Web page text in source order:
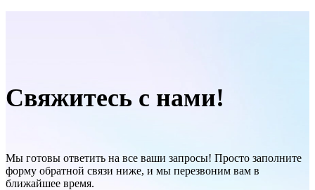
Свяжитесь с нами!
Мы готовы ответить на все ваши запросы! Просто заполните
форму обратной связи ниже, и мы перезвоним вам в
ближайшее время.